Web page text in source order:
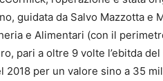
guidata da Salvo Mazzotta e
e Alimentari (con il
pari a oltre 9 volte l’ebitda
2018 per un valore sino a 35